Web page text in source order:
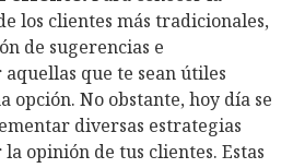
los clientes más tradicionales,
de sugerencias e
que te sean útiles
opción. No obstante, hoy día se
diversas estrategias
opinión de tus clientes. Estas